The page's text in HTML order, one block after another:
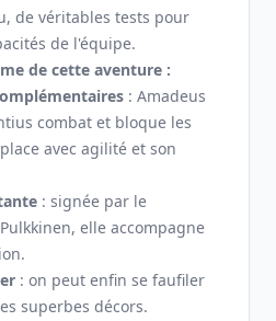
de véritables tests pour
de l'équipe.
de cette aventure :
: Amadeus
combat et bloque les
avec agilité et son
: signée par le
elle accompagne
: on peut enfin se faufiler
superbes décors.